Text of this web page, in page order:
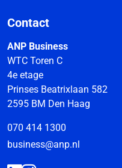
Contact
ANP Business
WTC Toren C
4e etage
Prinses Beatrixlaan 582
2595 BM Den Haag
070 414 1300
business@anp.nl